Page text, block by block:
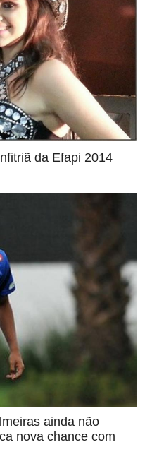
da Efapi 2014
ainda não
nova chance com